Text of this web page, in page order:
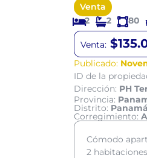
Venta
2
2 80
Venta:
Publicado:
ID de la
Dirección: PH
Provincia:
Distrito: Panamá
Corregimiento:
Cómodo
2